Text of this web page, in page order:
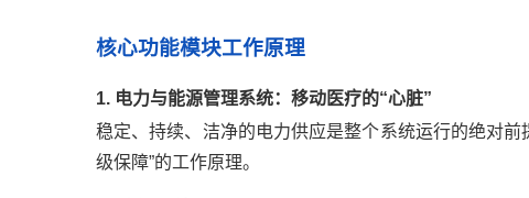
核心功能模块工作原理
1. 电力与能源管理系统：移动医疗的“心脏”
稳定、持续、洁净的电力供应是整个系统运行的绝对
级保障”的工作原理。